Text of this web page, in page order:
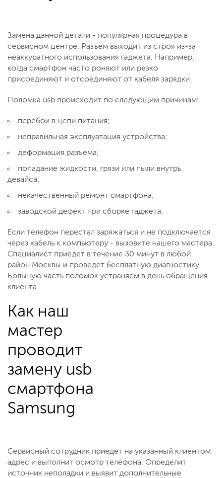
Замена данной детали - популярная процедура в
сервисном центре. Разъем выходит из строя из-за
неаккуратного использования гаджета. Например,
когда смартфон часто роняют или резко
присоединяют и отсоединяют от кабеля зарядки.
Поломка usb происходит по следующим причинам:
перебои в цепи питания;
неправильная эксплуатация устройства;
деформация разъема;
попадание жидкости, грязи или пыли внутрь
девайса;
некачественный ремонт смартфона;
заводской дефект при сборке гаджета.
Если телефон перестал заряжаться и не подключается
через кабель к компьютеру - вызовите нашего мастера.
Специалист приедет в течение 30 минут в любой
район Москвы и проведет бесплатную диагностику.
Большую часть поломок устраняем в день обращения
клиента.
Как наш
мастер
проводит
замену usb
смартфона
Samsung
Сервисный сотрудник приедет на указанный клиентом
адрес и выполнит осмотр телефона. Определит
источник неполадки и выявит дополнительные